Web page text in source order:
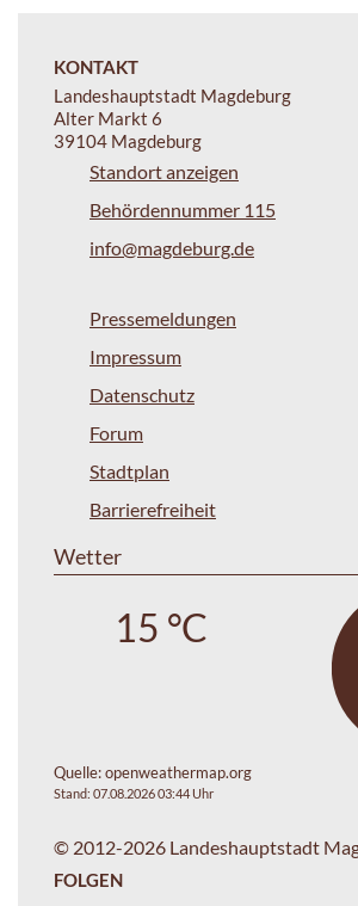
KONTAKT
Landeshauptstadt Magdeburg
Alter Markt 6
39104 Magdeburg
Standort anzeigen
Behördennummer 115
info@magdeburg.de
Pressemeldungen
Impressum
Datenschutz
Forum
Stadtplan
Barrierefreiheit
Wetter
15 °C
Quelle:openweathermap.org
Stand: 07.08.2026 03:44 Uhr
© 2012-2026 Landeshauptstadt
FOLGEN